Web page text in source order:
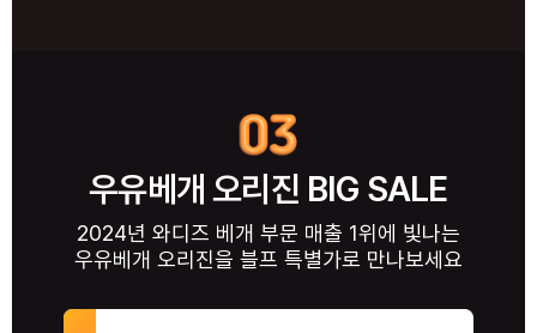
우유베개 오리진 BIG SALE
2024년 와디즈 베개 부문 매출 1위에 빛나는
우유베개 오리진을 블프 특별가로 만나보세요